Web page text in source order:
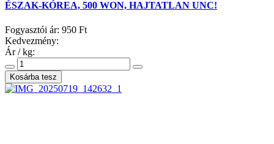
ÉSZAK-KÓREA, 500 WON, HAJTATLAN UNC!
Fogyasztói ár: 950 Ft
Kedvezmény:
Ár / kg: